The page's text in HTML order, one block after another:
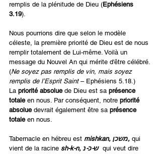
remplis de la plénitude de Dieu (Ephésiens
3.19).
Nous pourrions dire que selon le modèle
céleste, la première priorité de Dieu est de nous
remplir totalement de Lui-même. Voilà un
message du Nouvel An qui mérite d'être célébré.
(Ne soyez pas remplis de vin, mais soyez
remplis de l’Esprit Saint – Ephésiens 5.18.)
La priorité absolue de Dieu est sa présence
totale en nous. Par conséquent, notre priorité
absolue devrait également être sa présence
totale en nous.
Tabernacle en hébreu est mishkan, משכן, qui
vient de la racine
sh-k-n, ש-כ-נ qui veut dire